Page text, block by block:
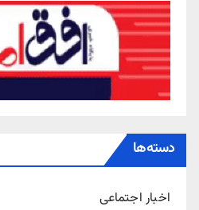
دسته‌ها
اخبار اجتماعی